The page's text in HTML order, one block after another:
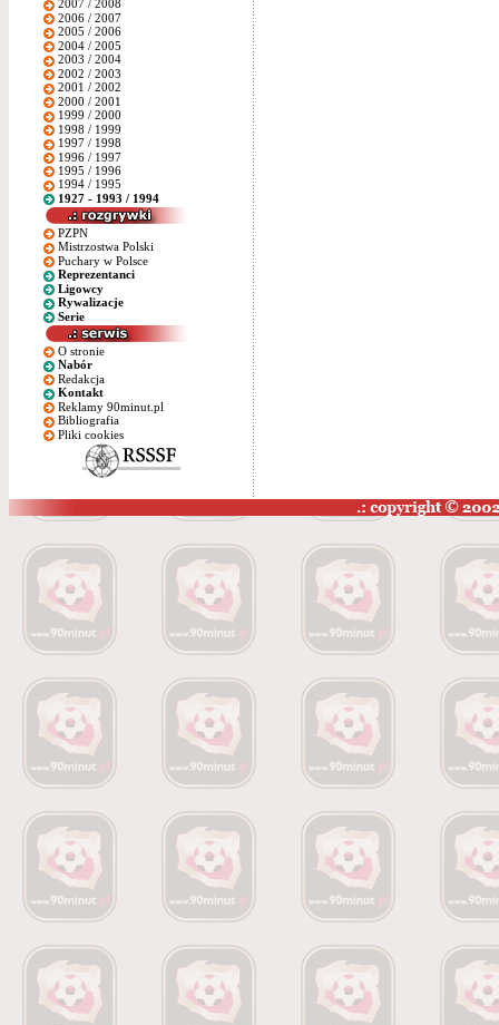
2007 / 2008
2006 / 2007
2005 / 2006
2004 / 2005
2003 / 2004
2002 / 2003
2001 / 2002
2000 / 2001
1999 / 2000
1998 / 1999
1997 / 1998
1996 / 1997
1995 / 1996
1994 / 1995
1927 - 1993 / 1994
PZPN
Mistrzostwa Polski
Puchary w Polsce
Reprezentanci
Ligowcy
Rywalizacje
Serie
O stronie
Nabór
Redakcja
Kontakt
Reklamy 90minut.pl
Bibliografia
Pliki cookies